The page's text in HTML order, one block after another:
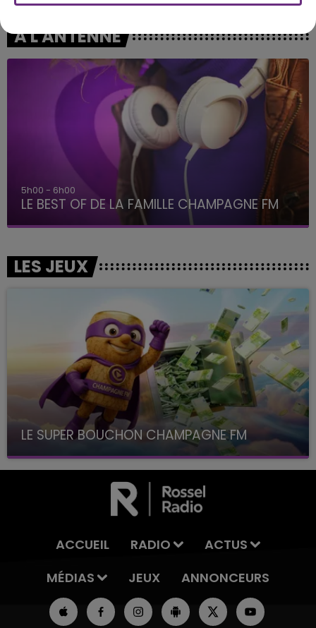
A L'ANTENNE
5h00 - 6h00
LE BEST OF DE LA FAMILLE CHAMPAGNE FM
LES JEUX
LE SUPER BOUCHON CHAMPAGNE FM
avec La Famille Champagne FM, à 8H10
ACCUEIL RADIO
ACTUS
MÉDIAS
JEUX ANNONCEURS